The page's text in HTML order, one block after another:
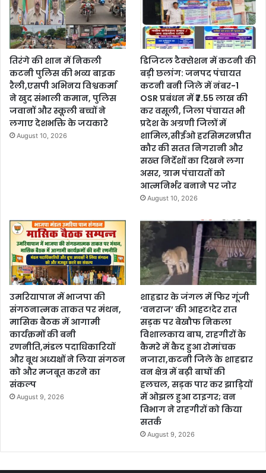
तिरंगे की शान में निकली
कटनी पुलिस की भव्य बाइक
रैली,एसपी अभिनय विश्वकर्मा
ने खुद संभाली कमान, पुलिस
जवानों और स्कूली बच्चों ने
लगाए देशभक्ति के जयकारे
August 10, 2026
डिजिटल टैक्सेशन में कटनी की
बड़ी छलांग: जनपद पंचायत
कटनी बनी जिले में नंबर-1
OSR प्रबंधन में ₹7.55 लाख की
कर वसूली, जिला पंचायत भी
प्रदेश के अग्रणी जिलों में
शामिल,सीईओ हरसिमरनप्रीत
कौर की सतत निगरानी और
सख्त निर्देशों का दिखने लगा
असर, ग्राम पंचायतों को
आत्मनिर्भर बनाने पर जोर
August 10, 2026
उमरियापान में भाजपा की
संगठनात्मक ताकत पर मंथन,
मासिक बैठक में आगामी
कार्यक्रमों की बनी
रणनीति,मंडल पदाधिकारियों
और बूथ अध्यक्षों ने लिया संगठन
को और मजबूत करने का
संकल्प
August 9, 2026
शाहडार के जंगल में फिर गूंजी
‘वनराज’ की आहट!देर रात
सड़क पर बेखौफ निकला
विशालकाय बाघ, राहगीरों के
कैमरे में कैद हुआ रोमांचक
नजारा,कटनी जिले के शाहडार
वन क्षेत्र में बढ़ी बाघों की
हलचल, सड़क पार कर झाड़ियों
में ओझल हुआ टाइगर; वन
विभाग ने राहगीरों को किया
सतर्क
August 9, 2026